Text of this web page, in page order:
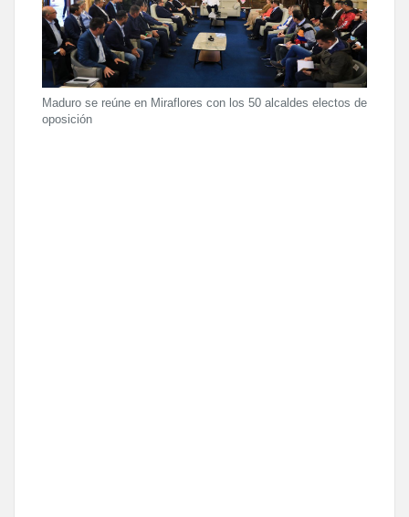
Maduro se reúne en Miraflores con los 50 alcaldes electos de
oposición